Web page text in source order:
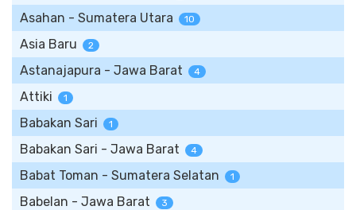
Asahan - Sumatera Utara 10
Asia Baru 2
Astanajapura - Jawa Barat 4
Attiki 1
Babakan Sari 1
Babakan Sari - Jawa Barat 4
Babat Toman - Sumatera Selatan 1
Babelan - Jawa Barat 3